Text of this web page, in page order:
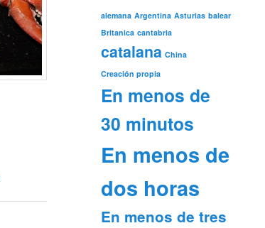
alemana Argentina Asturias balear
Britanica cantabria
catalana China
Creación propia
En menos de
30 minutos
En menos de
dos horas
En menos de tres